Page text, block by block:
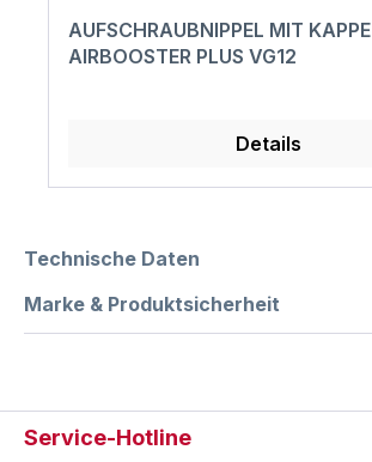
AUFSCHRAUBNIPPEL MIT KAPPE
AIRBOOSTER PLUS VG12
Details
Technische Daten
Marke & Produktsicherheit
Service-Hotline